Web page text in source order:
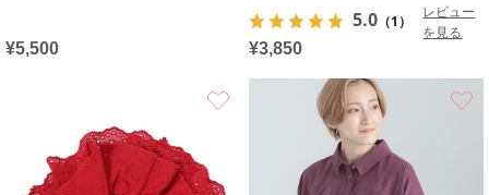
¥5,500
5.0 （1）
レビュー
を見る
¥3,850